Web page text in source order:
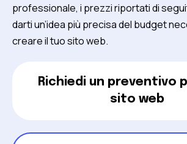
professionale, i prezzi riportati di
darti un’idea più precisa del budget
creare il tuo sito web.
Richiedi un preventivo
sito web